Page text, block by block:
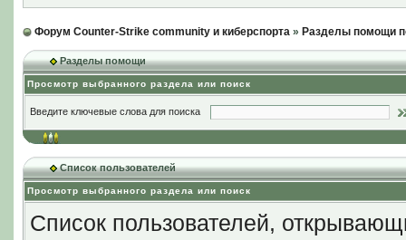
Форум Counter-Strike community и киберспорта» Разделы помощи
Разделы помощи
Просмотр выбранного раздела или поиск
Введите ключевые слова для поиска
Список пользователей
Просмотр выбранного раздела или поиск
Список пользователей,